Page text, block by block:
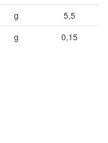
g
5,5
g 0,15